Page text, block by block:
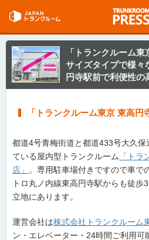
「トランクルーム
サイズタイプで様々
円寺駅前で利便性の
「トランクルーム東京 東高円
都道4号青梅街道と都道433号大久保
ている屋内型トランクルーム
「ト
店」
。専用駐車場付きですので車で
トロ丸ノ内線東高円寺駅からも徒歩
立地にあります。
運営会社は株式会社トランクルーム
ン・エレベーター・24時間ご利用可